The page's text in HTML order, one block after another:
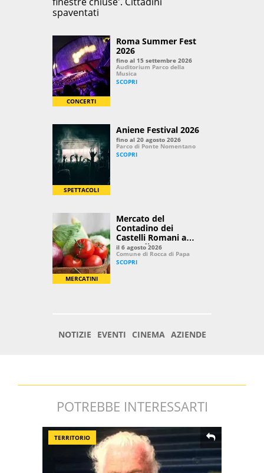
POTREBBE INTERESSARTI
TERRITORIO